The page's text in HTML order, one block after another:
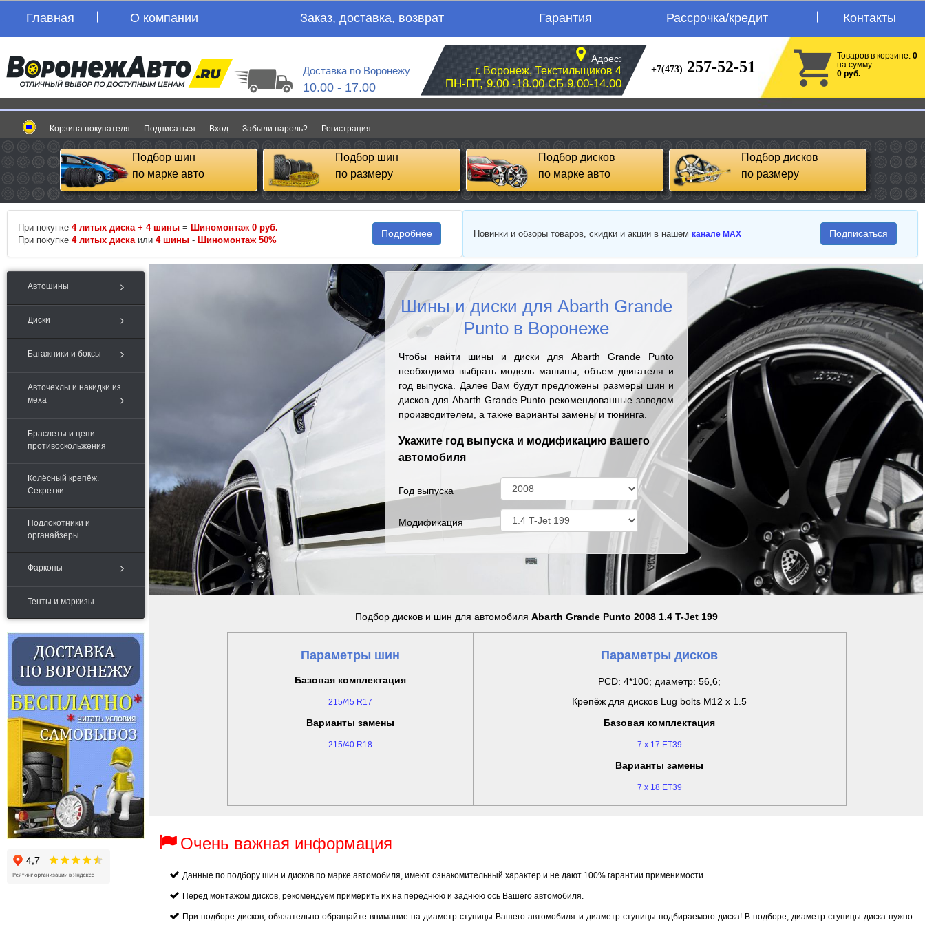
Главная О компании Заказ, доставка, возврат Гарантия Рассрочка/кредит Контакты
Доставка по Воронежу
10.00 - 17.00
Адрес:
г. Воронеж, Текстильщиков 4
ПН-ПТ, 9.00 -18.00 СБ 9.00-14.00
+7(473) 257-52-51
Товаров в корзине: 0
на сумму
0 руб.
Корзина покупателя Подписаться Вход Забыли пароль? Регистрация
Подбор шин
по марке авто
Подбор шин
по размеру
Подбор дисков
по марке авто
Подбор дисков
по размеру
При покупке 4 литых диска + 4 шины = Шиномонтаж 0 руб.
При покупке 4 литых диска или 4 шины - Шиномонтаж 50%
Подробнее Новинки и обзоры товаров, скидки и акции в нашем канале MAX Подписаться
Автошины
Диски
Багажники и боксы
Авточехлы и накидки из
меха
Браслеты и цепи
противоскольжения
Колёсный крепёж.
Секретки
Подлокотники и
органайзеры
Фаркопы
Тенты и маркизы
Шины и диски для Abarth Grande
Punto в Воронеже
Чтобы найти шины и диски для Abarth Grande Punto
необходимо выбрать модель машины, объем двигателя и
год выпуска. Далее Вам будут предложены размеры шин и
дисков для Abarth Grande Punto рекомендованные заводом
производителем, а также варианты замены и тюнинга.
Укажите год выпуска и модификацию вашего
автомобиля
Год выпуска
Модификация
Подбор дисков и шин для автомобиля Abarth Grande Punto 2008 1.4 T-Jet 199
Параметры шин
Базовая комплектация
215/45 R17
Варианты замены
215/40 R18
Параметры дисков
PCD: 4*100; диаметр: 56,6;
Крепёж для дисков Lug bolts M12 x 1.5
Базовая комплектация
7 x 17 ET39
Варианты замены
7 x 18 ET39
Очень важная информация
Данные по подбору шин и дисков по марке автомобиля, имеют ознакомительный характер и не дают 100% гарантии применимости.
Перед монтажом дисков, рекомендуем примерить их на переднюю и заднюю ось Вашего автомобиля.
При подборе дисков, обязательно обращайте внимание на диаметр ступицы Вашего автомобиля и диаметр ступицы подбираемого диска! В подборе, диаметр ступицы диска нужно